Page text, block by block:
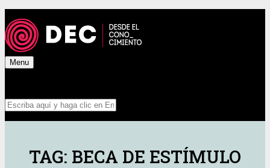
Menu
TAG: BECA DE ESTÍMULO